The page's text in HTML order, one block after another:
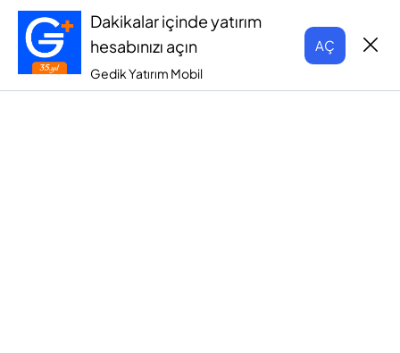
Dakikalar içinde yatırım
hesabınızı açın
Gedik Yatırım Mobil
AÇ